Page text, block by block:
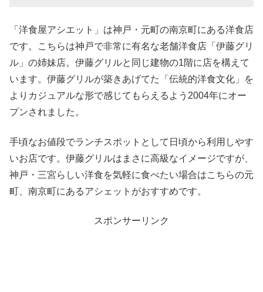
「洋食屋アシエット」は神戸・元町の南京町にある洋食店
です。こちらは神戸で非常に有名な老舗洋食店「伊藤グリ
ル」の姉妹店。伊藤グリルと同じ建物の1階に店を構えて
います。伊藤グリルが築きあげてた「伝統的洋食文化」を
よりカジュアルな形で感じてもらえるよう2004年にオー
プンされました。
手頃なお値段でランチスポットとして日頃から利用しやす
いお店です。伊藤グリルはまさに高級なイメージですが、
神戸・三宮らしい洋食を気軽に食べたい場合はこちらの元
町、南京町にあるアシェットがおすすめです。
スポンサーリンク